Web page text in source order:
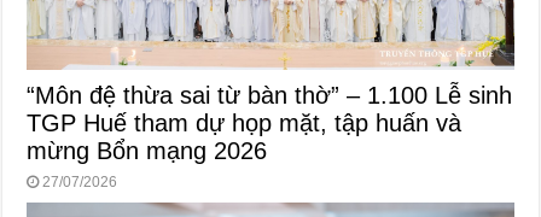
“Môn đệ thừa sai từ bàn thờ” – 1.100 Lễ sinh
TGP Huế tham dự họp mặt, tập huấn và
mừng Bổn mạng 2026
27/07/2026